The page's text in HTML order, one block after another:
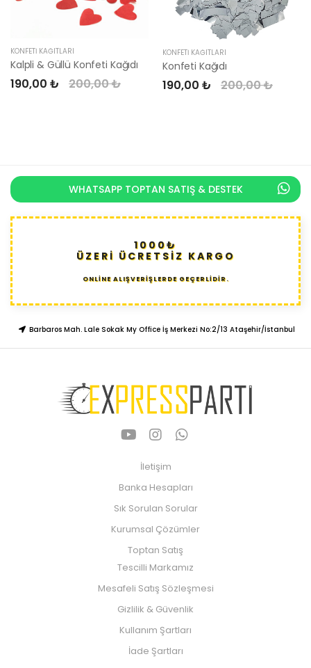
KONFETI KAĞITLARI
Kalpli & Güllü Konfeti Kağıdı
190,00 ₺ 200,00 ₺
KONFETI KAĞITLARI
Konfeti Kağıdı
190,00 ₺ 200,00 ₺
WHATSAPP TOPTAN SATIŞ & DESTEK
1000₺
ÜZERİ ÜCRETSİZ KARGO
ONLİNE ALIŞVERİŞLERDE GEÇERLİDİR.
Barbaros Mah. Lale Sokak My Office İş Merkezi No:2/13 Ataşehir/İstanbul
İletişim
Banka Hesapları
Sık Sorulan Sorular
Kurumsal Çözümler
Toptan Satış
Tescilli Markamız
Mesafeli Satış Sözleşmesi
Gizlilik & Güvenlik
Kullanım Şartları
İade Şartları